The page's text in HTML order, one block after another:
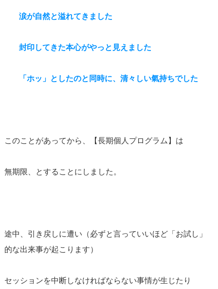
涙が自然と溢れてきました
封印してきた本心がやっと見えました
「ホッ」としたのと同時に、清々しい氣持ちでした
このことがあってから、【長期個人プログラム】は
無期限、とすることにしました。
途中、引き戻しに遭い（必ずと言っていいほど「お試し」
的な出来事が起こります）
セッションを中断しなければならない事情が生じたり